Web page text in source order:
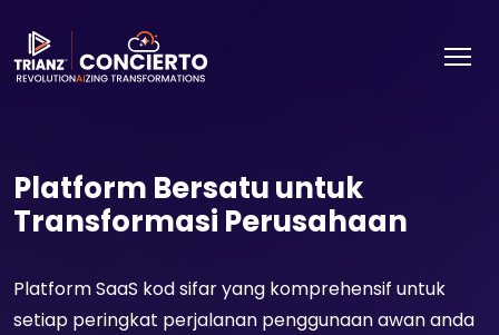
Platform Bersatu untuk
Transformasi Perusahaan
Platform SaaS kod sifar yang komprehensif untuk
setiap peringkat perjalanan penggunaan awan anda